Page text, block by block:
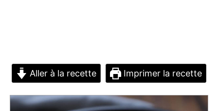
Aller à la recette Imprimer la recette